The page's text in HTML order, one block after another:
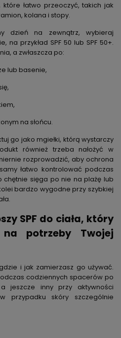
łatwo przeoczyć, takich jak
kolana i stopy.
dzień na zewnątrz, wybieraj
na przykład SPF 50 lub SPF 50+.
a zwłaszcza po:
lub basenie,
na słońcu.
go jako mgiełki, którą wystarczy
również trzeba nałożyć w
rozprowadzić, aby ochrona
łatwo kontrolować podczas
sięga po nie na plażę lub
bardzo wygodne przy szybkiej
SPF do ciała, który
potrzeby Twojej
i jak zamierzasz go używać.
codziennych spacerów po
jeszcze inny przy aktywności
przypadku skóry szczególnie